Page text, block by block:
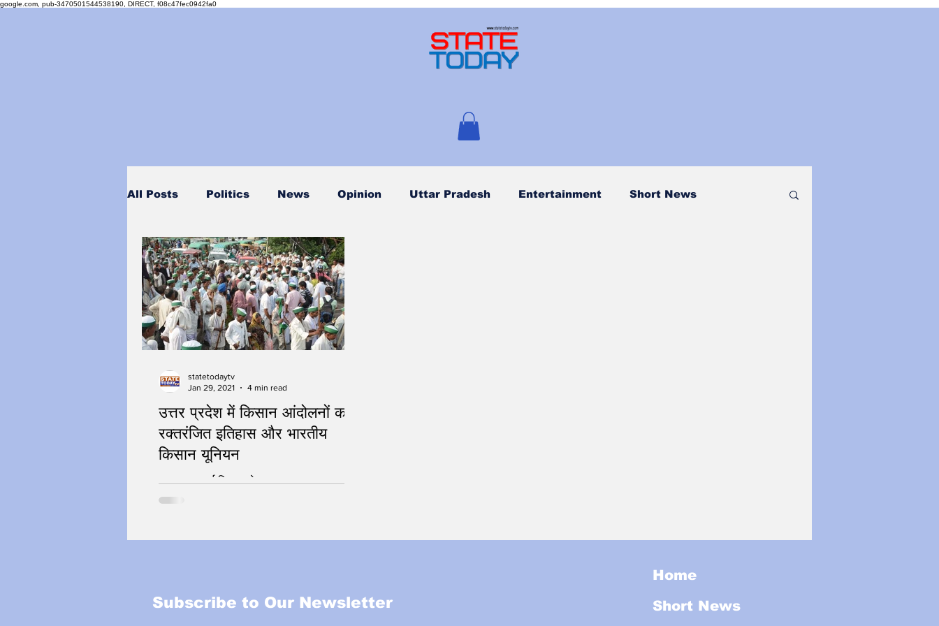
google.com, pub-3470501544538190, DIRECT, f08c47fec0942fa0
All Posts Politics News Opinion Uttar Pradesh Entertainment Short News
Personality
उत्तर प्रदेश में किसान आंदोलनों का
रक्तरंजित इतिहास और भारतीय
किसान यूनियन
जब सान चढ़ाई किसान ने
statetodaytv
Jan 29, 2021
4 min read
Subscribe to Our Newsletter
Home
Short News